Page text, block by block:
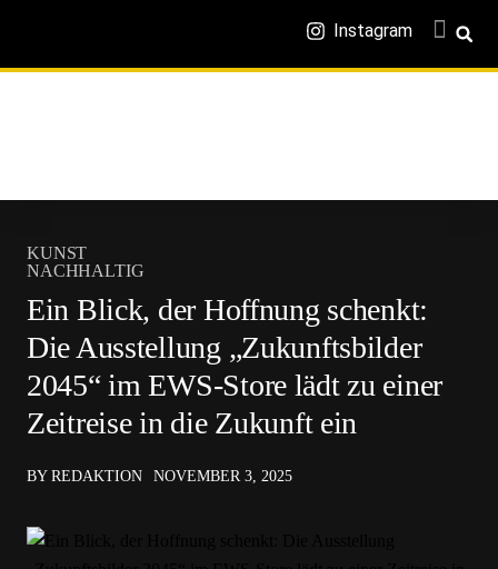
Instagram
KUNST
NACHHALTIG
Ein Blick, der Hoffnung schenkt:
Die Ausstellung „Zukunftsbilder
2045“ im EWS-Store lädt zu einer
Zeitreise in die Zukunft ein
BY REDAKTION NOVEMBER 3, 2025